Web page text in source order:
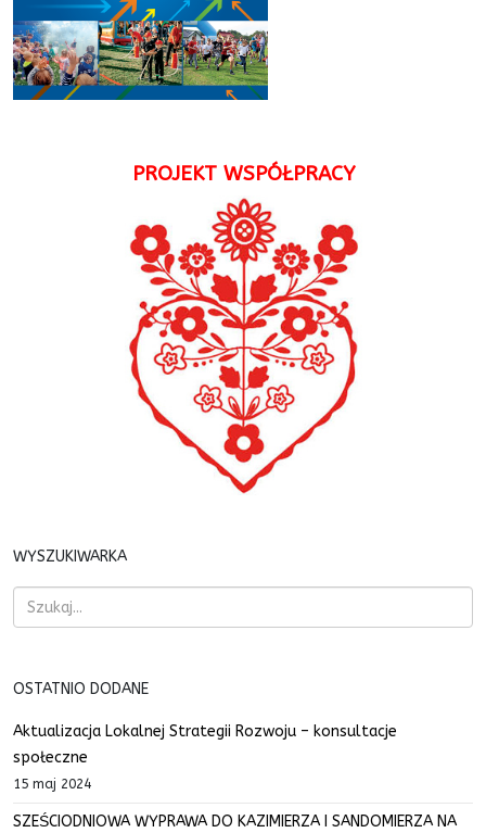
PROJEKT WSPÓŁPRACY
WYSZUKIWARKA
OSTATNIO DODANE
Aktualizacja Lokalnej Strategii Rozwoju – konsultacje
społeczne
15 maj 2024
SZEŚCIODNIOWA WYPRAWA DO KAZIMIERZA I SANDOMIERZA NA